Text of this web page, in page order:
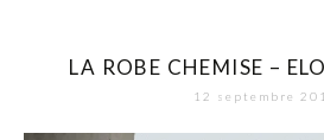
LA ROBE CHEMISE –
12 septembre